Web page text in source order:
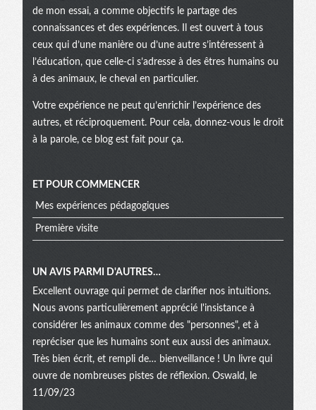
de mon essai, a comme objectifs le partage des
connaissances et des expériences. Il est ouvert à tous
ceux qui d’une manière ou d’une autre s’intéressent à
l’éducation, que celle-ci s’adresse à des êtres humains ou
à des animaux, le cheval en particulier.
Votre expérience ne peut qu’enrichir l’expérience des
autres, et réciproquement. Pour cela, donnez-vous le droit
à la parole, ce blog est fait pour ça.
ET POUR COMMENCER
Mes expériences pédagogiques
Première visite
UN AVIS PARMI D'AUTRES…
Excellent ouvrage qui permet de clarifier nos intuitions.
Nous avons particulièrement apprécié l'insistance à
considérer les animaux comme des "personnes", et à
repréciser que les humains sont eux aussi des animaux.
Très bien écrit, et rempli de… bienveillance ! Un livre qui
ouvre de nombreuses pistes de réflexion. Oswald, le
11/09/23